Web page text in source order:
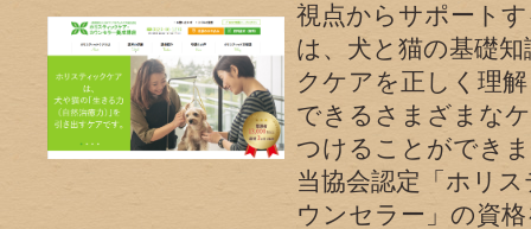
視点からサポート
は、犬と猫の基礎
クケアを正しく理
できるさまざまな
つけることができ
当協会認定「ホリ
ウンセラー」の資